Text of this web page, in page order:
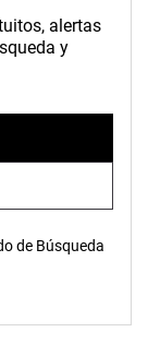
alertas
y
de Búsqueda